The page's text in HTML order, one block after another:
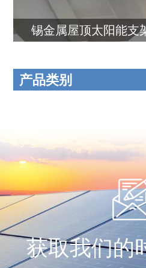
锡金属屋顶太阳能支
产品类别
获取我们的